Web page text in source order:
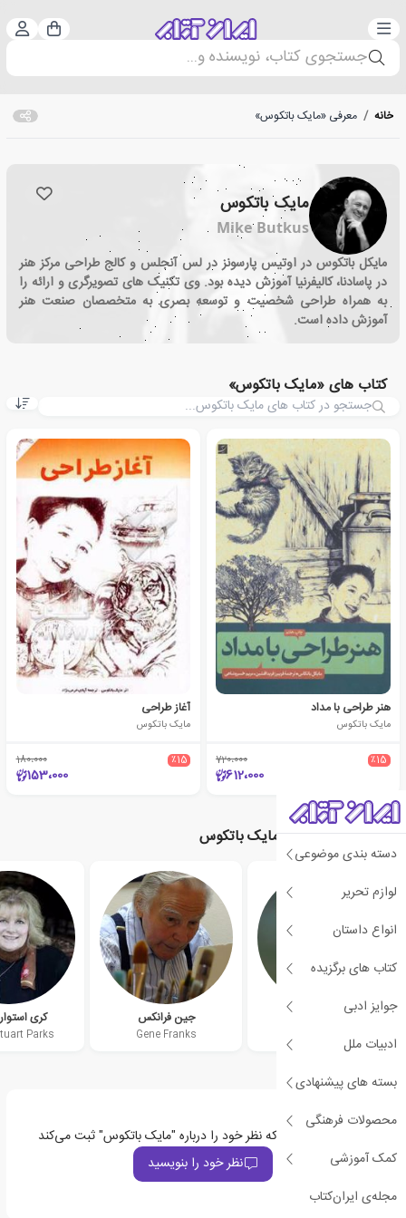
دسته‌بندی سبد
جستجوی کتاب، نویسنده و...
دسته بندی موضوعی
لوازم تحریر
انواع داستان
کتاب های برگزیده
جوایز ادبی
ادبیات ملل
بسته های پیشنهادی
محصولات فرهنگی
کمک آموزشی
مجله‌ی ایران‌کتاب
خانه / معرفی «مایک باتکوس»
مایک باتکوس
Mike Butkus
مایکل باتکوس در اوتیس پارسونز در لس آنجلس و کالج طراحی مرکز هنر
در پاسادنا، کالیفرنیا آموزش دیده بود. وی تکنیک های تصویرگری و ارائه را
به همراه طراحی شخصیت و توسعه بصری به متخصصان صنعت هنر
آموزش داده است.
کتاب های «مایک باتکوس»
هنر طراحی با مداد
مایک باتکوس
٪15 720،000
612،000
آغاز طراحی
مایک باتکوس
٪15 180،000
153،000
نویسندگان مرتبط با مایک باتکوس
گیلیان ولف جین فرانکس
Gene Franks
کری
Parks
اولین نفری باشید که نظر خود را درباره "مایک باتکوس" ثبت می‌کند
نظر خود را بنویسید